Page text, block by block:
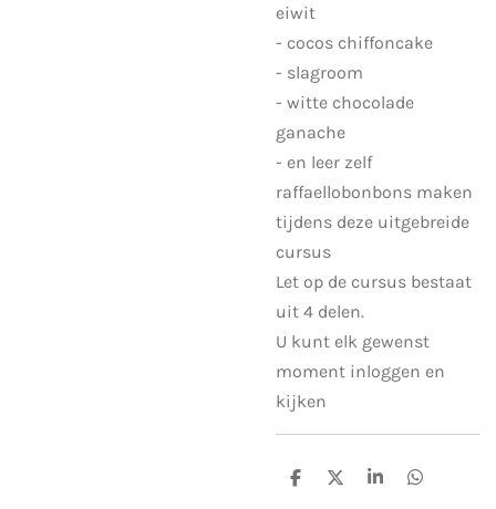
eiwit
- cocos chiffoncake
- slagroom
- witte chocolade
ganache
- en leer zelf
raffaellobonbons maken
tijdens deze uitgebreide
cursus
Let op de cursus bestaat
uit 4 delen.
U kunt elk gewenst
moment inloggen en
kijken
D
D
S
D